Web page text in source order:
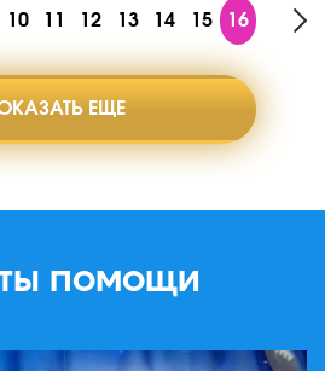
10 11 12 13 14 15 16
ЕЩЕ
помощи